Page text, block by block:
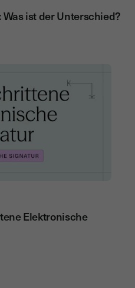
ist der Unterschied?
Elektronische